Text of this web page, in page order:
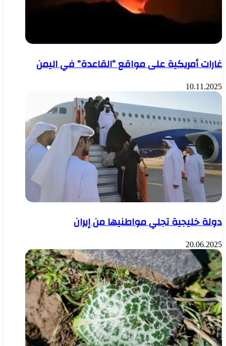
غارات أمريكية على مواقع “القاعدة” في اليمن
10.11.2025
دولة خليجية تجلي مواطنيها من إيران
20.06.2025